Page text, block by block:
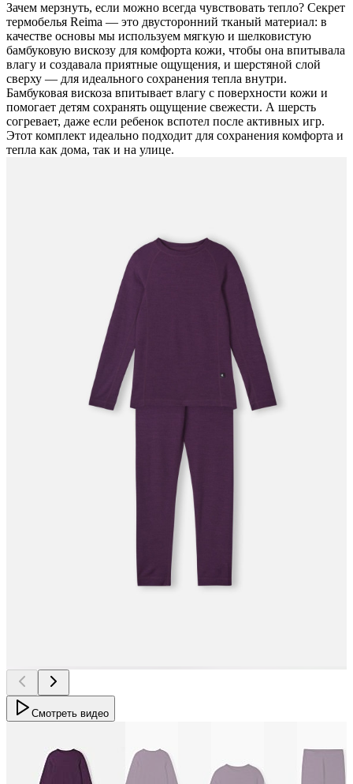
Зачем мерзнуть, если можно всегда чувствовать тепло? Секрет
термобелья Reima — это двусторонний тканый материал: в
качестве основы мы используем мягкую и шелковистую
бамбуковую вискозу для комфорта кожи, чтобы она впитывала
влагу и создавала приятные ощущения, и шерстяной слой
сверху — для идеального сохранения тепла внутри.
Бамбуковая вискоза впитывает влагу с поверхности кожи и
помогает детям сохранять ощущение свежести. А шерсть
согревает, даже если ребенок вспотел после активных игр.
Этот комплект идеально подходит для сохранения комфорта и
тепла как дома, так и на улице.
Смотреть видео